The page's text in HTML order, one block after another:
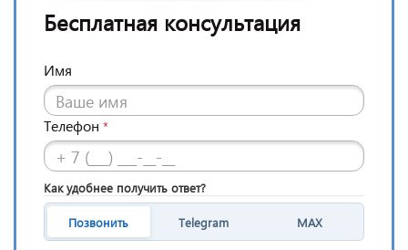
Бесплатная консультация
Имя
Телефон *
Как удобнее получить ответ?
Позвонить Telegram MAX